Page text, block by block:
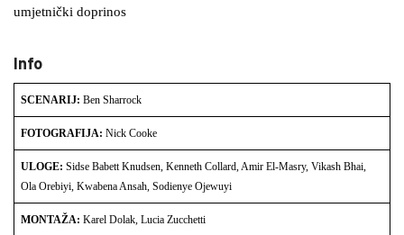
umjetnički doprinos
Info
SCENARIJ: Ben Sharrock
FOTOGRAFIJA: Nick Cooke
ULOGE: Sidse Babett Knudsen, Kenneth Collard, Amir El-Masry, Vikash Bhai,
Ola Orebiyi, Kwabena Ansah, Sodienye Ojewuyi
MONTAŽA: Karel Dolak, Lucia Zucchetti